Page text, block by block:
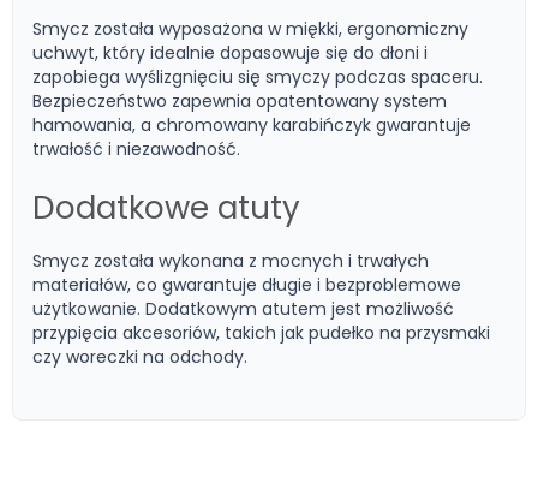
Smycz została wyposażona w miękki, ergonomiczny
uchwyt, który idealnie dopasowuje się do dłoni i
zapobiega wyślizgnięciu się smyczy podczas spaceru.
Bezpieczeństwo zapewnia opatentowany system
hamowania, a chromowany karabińczyk gwarantuje
trwałość i niezawodność.
Dodatkowe atuty
Smycz została wykonana z mocnych i trwałych
materiałów, co gwarantuje długie i bezproblemowe
użytkowanie. Dodatkowym atutem jest możliwość
przypięcia akcesoriów, takich jak pudełko na przysmaki
czy woreczki na odchody.